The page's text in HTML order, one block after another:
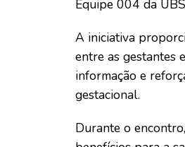
Equipe 004 da
A iniciativa
entre as gestantes
informação e
gestacional.
Durante o